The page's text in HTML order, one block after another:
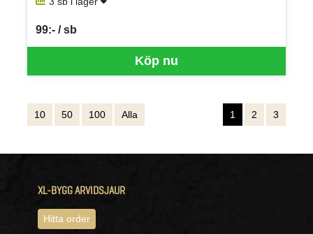
Köp nu
99:- / sb
SEK per SB
10 50 100 Alla 1 2 3
XL-BYGG ARVIDSJAUR
Hitta order